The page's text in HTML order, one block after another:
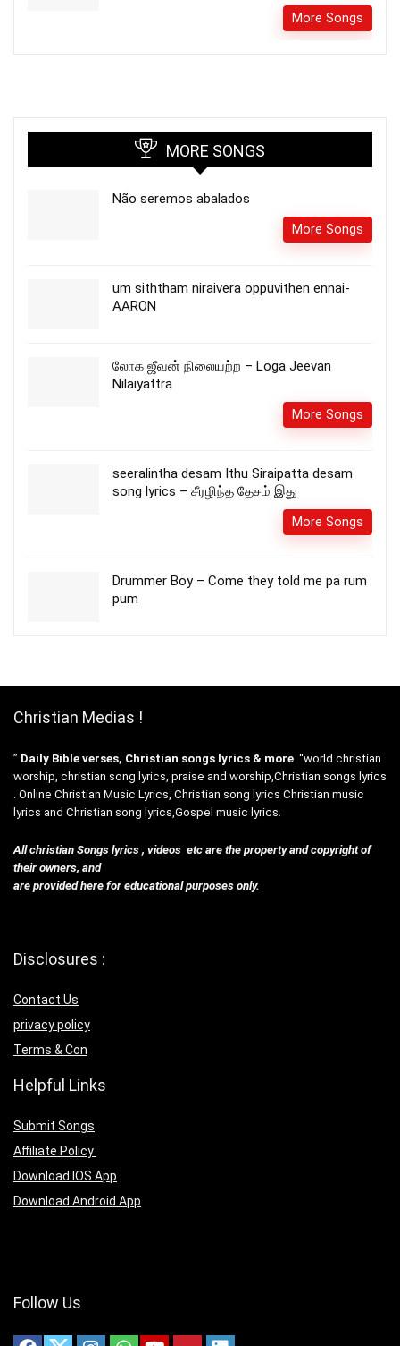
More Songs
MORE SONGS
Não seremos abalados
More Songs
um siththam niraivera oppuvithen ennai-
AARON
லோக ஜீவன் நிலையற்ற – Loga Jeevan
Nilaiyattra
More Songs
seeralintha desam Ithu Siraipatta desam
song lyrics – சீரழிந்த தேசம் இது
More Songs
Drummer Boy – Come they told me pa rum
pum
Christian Medias !
” Daily Bible verses, Christian songs lyrics & more “world christian
worship, christian song lyrics, praise and worship,Christian songs lyrics
. Online Christian Music Lyrics, Christian song lyrics Christian music
lyrics and Christian song lyrics,Gospel music lyrics.
All christian Songs lyrics , videos etc are the property and copyright of
their owners, and
are provided here for educational purposes only.
Disclosures :
Contact Us
privacy policy
Terms & Con
Helpful Links
Submit Songs
Affiliate Policy
Download IOS App
Download Android App
Follow Us